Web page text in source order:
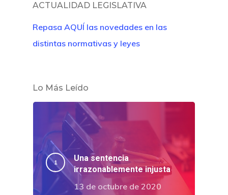
ACTUALIDAD LEGISLATIVA
Repasa AQUÍ las novedades en las
distintas normativas y leyes
Lo Más Leído
Una sentencia
irrazonablemente injusta
13 de octubre de 2020